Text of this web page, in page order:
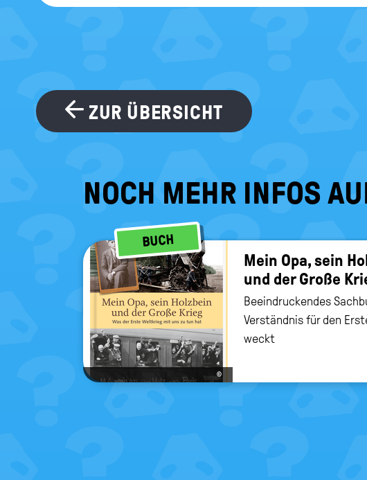
ZUR ÜBERSICHT
NOCH MEHR INFOS
BUCH
©
Mein Opa, sein
und der Große
Beeindruckendes
Verständnis für den
weckt